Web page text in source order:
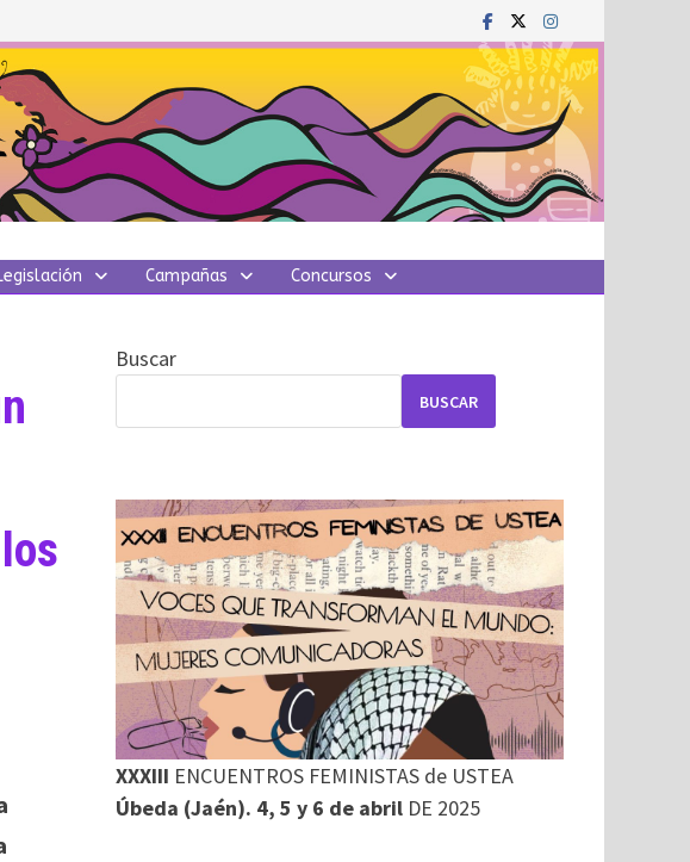
Campañas Concursos
Buscar
BUSCAR
XXXIII ENCUENTROS FEMINISTAS de USTEA
Úbeda (Jaén). 4, 5 y 6 de abrilDE 2025